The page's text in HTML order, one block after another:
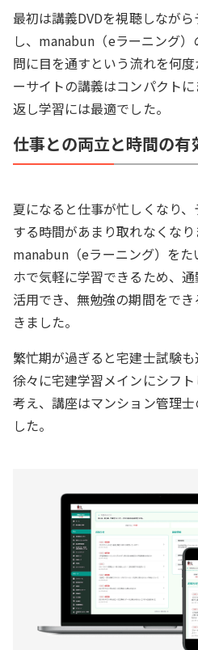
最初は講義DVDを視聴しなが
し、manabun（eラーニング
問に目を通すという流れを何
ーサイトの講義はコンパクト
返し学習には最適でした。
仕事との両立と時間の有
夏になると仕事が忙しくなり
する時間があまり取れなくな
manabun（eラーニング）を
ホで気軽に学習できるため、
活用でき、無勉強の期間をで
きました。
繁忙期が過ぎると宅建士試験も
徐々に宅建学習メインにシフ
考え、講座はマンション管理
した。